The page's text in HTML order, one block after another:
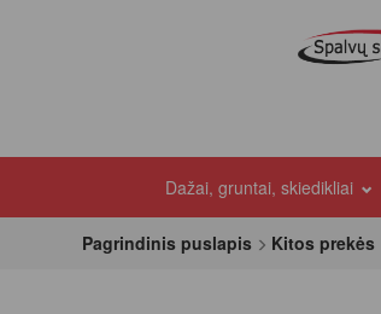
Dažai, gruntai, skiedikliai
Pagrindinis puslapis
Kitos prekės